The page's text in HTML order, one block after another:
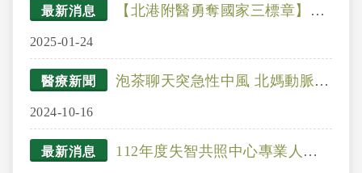
最新消息 【北港附醫勇奪國家三標章】從醫院到社區-失智友善的在地化照護
2025-01-24
醫療新聞 泡茶聊天突急性中風 北媽動脈取栓救性命
2024-10-16
最新消息 112年度失智共照中心專業人員8小時基礎訓練課程